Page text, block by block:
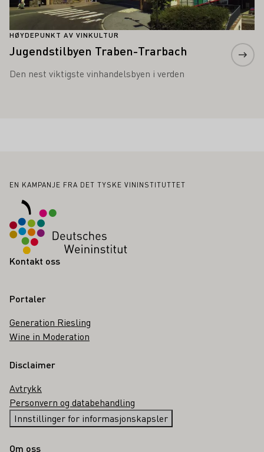
HØYDEPUNKT AV VINKULTUR
Jugendstilbyen Traben-Trarbach
Den nest viktigste vinhandelsbyen i verden
Bunntekst
EN KAMPANJE FRA DET TYSKE VININSTITUTTET
Kontakt oss
Portaler
Generation Riesling
Wine in Moderation
Disclaimer
Avtrykk
Personvern og databehandling
Innstillinger for informasjonskapsler
Om oss